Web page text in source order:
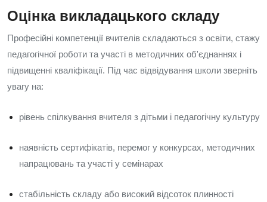
Оцінка викладацького складу
Професійні компетенції вчителів складаються з освіти, стажу
педагогічної роботи та участі в методичних об'єднаннях і
підвищенні кваліфікації. Під час відвідування школи зверніть
увагу на:
рівень спілкування вчителя з дітьми і педагогічну культуру
наявність сертифікатів, перемог у конкурсах, методичних
напрацювань та участі у семінарах
стабільність складу або високий відсоток плинності